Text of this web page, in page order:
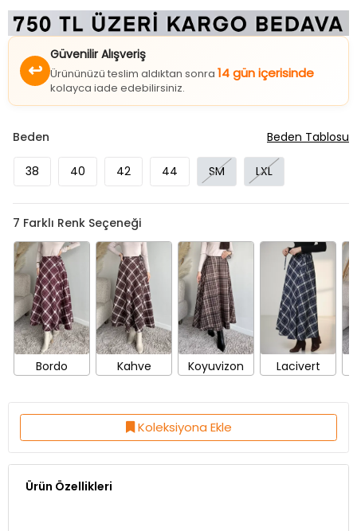
↩
Güvenilir Alışveriş
Ürününüzü teslim aldıktan sonra 14 gün içerisinde
kolayca iade edebilirsiniz.
Beden
38 40 42 44 SM LXL
Beden Tablosu
7 Farklı Renk Seçeneği
Bordo Kahve Koyuvizon Lacivert
Koleksiyona Ekle
Ürün Özellikleri